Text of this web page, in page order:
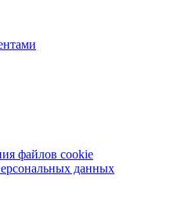
файлов cookie
данных